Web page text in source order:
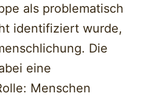
als problematisch
identifiziert wurde,
Die
eine
Menschen